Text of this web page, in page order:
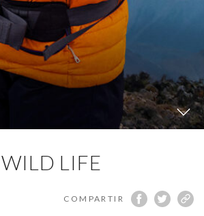
WILD LIFE
COMPARTIR